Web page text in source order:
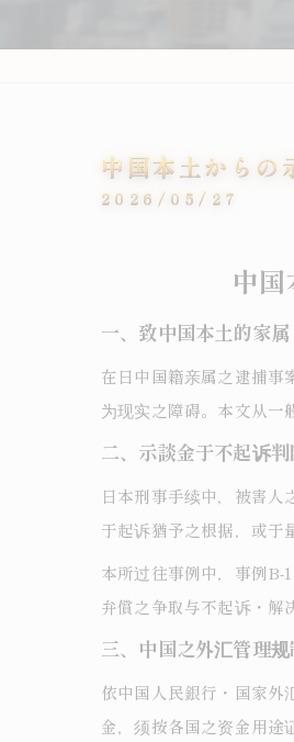
中国本土からの
2026/05/27
中
一、致中国本土的家属
在日中国籍亲属之逮捕事
为现实之障碍。本文从一
二、示談金于不起诉
日本刑事手续中，被害
于起诉猶予之根据，或于
本所过往事例中，事例B-
弁償之争取与不起诉・解
三、中国之外汇管理规
依中国人民銀行・国家外
金，须按各国之资金用途